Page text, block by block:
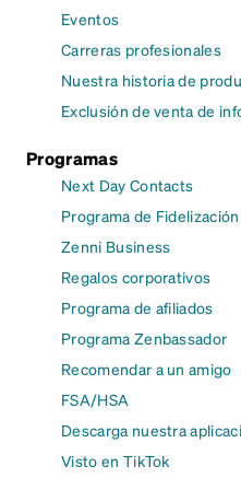
Eventos
Carreras profesionales
Nuestra historia de
Exclusión de venta de
Programas
Next Day Contacts
Programa de Fidelización
Zenni Business
Regalos corporativos
Programa de afiliados
Programa Zenbassador
Recomendar a un amigo
FSA/HSA
Descarga nuestra
Visto en TikTok